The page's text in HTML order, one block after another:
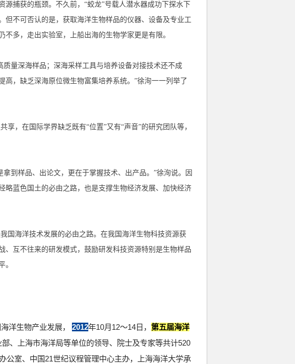
捕获的瓶颈。不久前，“蛟龙”号载人潜水器成功下探水下
但不可否认的是，获取海洋生物样品的仪器、设备及专业工
多，走出实验室，上船出海的生物学家更是有限。
量深海样品；深海采样工具与培养设备对接技术还不成
，缺乏深海原位微生物富集培养系统。”徐洵一一列举了
，在国际学界缺乏既有“位置”又有“声音”的研究团队等，
到样品、出论文，更在于掌握技术、出产品。”徐洵说。因
略蓝色国土的必由之路，也是支撑生物经济发展、加快经济
国海洋技术发展的必由之路。在我国海洋生物科技资源获
、互不往来的研发模式，鼓励研发科技资源特别是生物样品
。
洋生物产业发展， 2012年10月 12～14日， 第五届海洋
、上海市海洋局等单位的领导、院士及专家等共计520
公室、中国21世纪议程管理中心主办，上海海洋大学承